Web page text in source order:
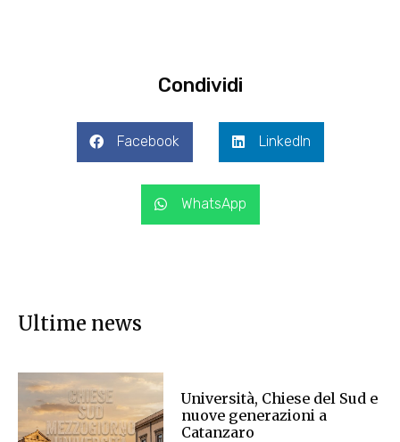
Condividi
Facebook LinkedIn
WhatsApp
Ultime news
Università, Chiese del Sud e
nuove generazioni a
Catanzaro